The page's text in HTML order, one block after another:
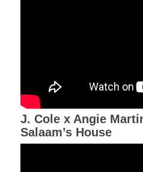
J. Cole x Angie
Salaam’s House